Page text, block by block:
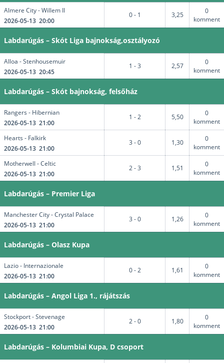
Almere City - Willem II
2026-05-13 20:00
0 - 1 3,25
0
komment
Labdarúgás – Skót Liga bajnokság,osztályozó
Alloa - Stenhousemuir
2026-05-13 20:45
1 - 3 2,57
0
komment
Labdarúgás – Skót bajnokság, felsőház
Rangers - Hibernian
2026-05-13 21:00
1 - 2 5,50
0
komment
Hearts - Falkirk
2026-05-13 21:00
3 - 0 1,30
0
komment
Motherwell - Celtic
2026-05-13 21:00
2 - 3 1,51
0
komment
Labdarúgás – Premier Liga
Manchester City - Crystal Palace
2026-05-13 21:00
3 - 0 1,26
0
komment
Labdarúgás – Olasz Kupa
Lazio - Internazionale
2026-05-13 21:00
0 - 2 1,61
0
komment
Labdarúgás – Angol Liga 1., rájátszás
Stockport - Stevenage
2026-05-13 21:00
2 - 0 1,80
0
komment
Labdarúgás – Kolumbiai Kupa, D csoport